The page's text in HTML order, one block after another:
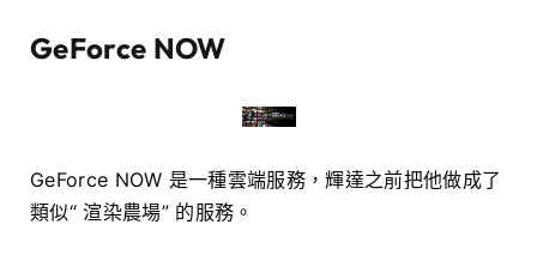
GeForce NOW
GeForce NOW 是一種雲端服務，輝達之前把他做成了
類似“ 渲染農場” 的服務。